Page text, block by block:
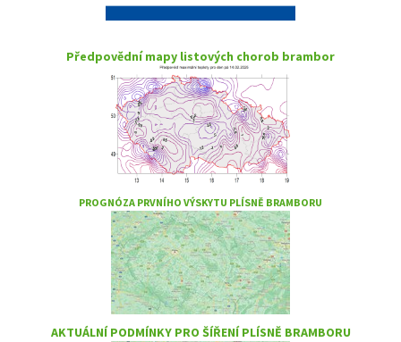
Předpovědní mapy listových chorob brambor
PROGNÓZA PRVNÍHO VÝSKYTU PLÍSNĚ BRAMBORU
AKTUÁLNÍ PODMÍNKY PRO ŠÍŘENÍ PLÍSNĚ BRAMBORU